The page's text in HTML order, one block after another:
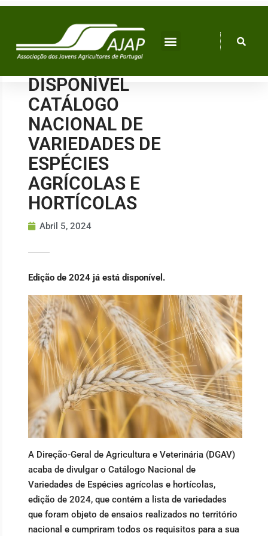
Skip
DISPONÍVEL
CATÁLOGO
NACIONAL DE
VARIEDADES DE
ESPÉCIES
AGRÍCOLAS E
HORTÍCOLAS
Abril 5, 2024
Edição de 2024 já está disponível.
A Direção-Geral de Agricultura e Veterinária (DGAV)
acaba de divulgar o Catálogo Nacional de
Variedades de Espécies agrícolas e hortícolas,
edição de 2024, que contém a lista de variedades
que foram objeto de ensaios realizados no território
nacional e cumpriram todos os requisitos para a sua